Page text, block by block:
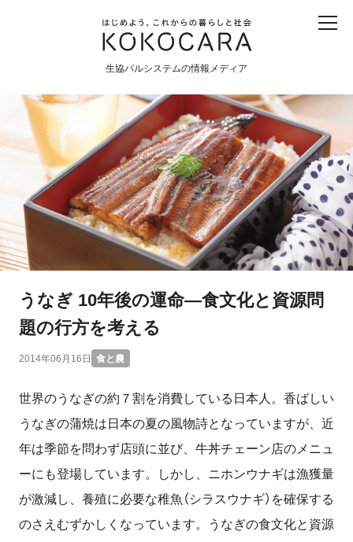
生協パルシステムの情報メディア
産直 食育 食べる 震災
食と農
暮らしと社会
環境と平和
生協の宅配パルシステム
うなぎ 10年後の運命―食文化と資源問
題の行方を考える
2014年06月16日 食と農
世界のうなぎの約７割を消費している日本人。香ばしい
うなぎの蒲焼は日本の夏の風物詩となっていますが、近
年は季節を問わず店頭に並び、牛丼チェーン店のメニュ
ーにも登場しています。しかし、ニホンウナギは漁獲量
が激減し、養殖に必要な稚魚（シラスウナギ）を確保する
のさえむずかしくなっています。うなぎの食文化と資源